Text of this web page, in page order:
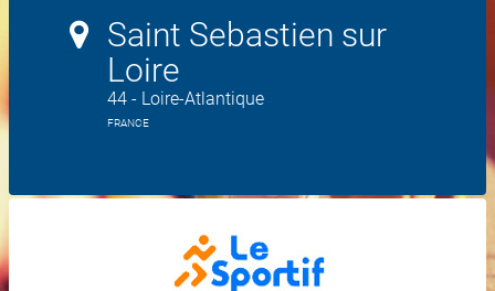
Saint Sebastien sur
Loire
44 - Loire-Atlantique
FRANCE